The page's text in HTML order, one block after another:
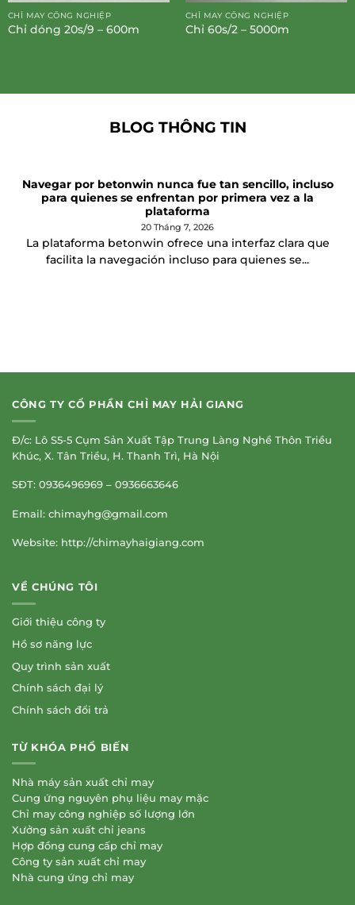
CHỈ MAY CÔNG NGHIỆP
Chỉ dóng 20s/9 – 600m
CHỈ MAY CÔNG NGHIỆP
Chỉ 60s/2 – 5000m
BLOG THÔNG TIN
Navegar por betonwin nunca fue tan sencillo, incluso
para quienes se enfrentan por primera vez a la
plataforma
20 Tháng 7, 2026
La plataforma betonwin ofrece una interfaz clara que
facilita la navegación incluso para quienes se...
CÔNG TY CỔ PHẦN CHỈ MAY HẢI GIANG
Đ/c: Lô S5-5 Cụm Sản Xuất Tập Trung Làng Nghề Thôn Triều
Khúc, X. Tân Triều, H. Thanh Trì, Hà Nội
SĐT: 0936496969 – 0936663646
Email: chimayhg@gmail.com
Website: http://chimayhaigiang.com
VỀ CHÚNG TÔI
Giới thiệu công ty
Hồ sơ năng lực
Quy trình sản xuất
Chính sách đại lý
Chính sách đổi trả
TỪ KHÓA PHỔ BIẾN
Nhà máy sản xuất chỉ may
Cung ứng nguyên phụ liệu may mặc
Chỉ may công nghiệp số lượng lớn
Xưởng sản xuất chỉ jeans
Hợp đồng cung cấp chỉ may
Công ty sản xuất chỉ may
Nhà cung ứng chỉ may